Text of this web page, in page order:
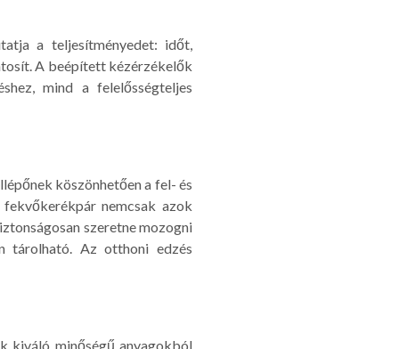
a teljesítményedet: időt,
A beépített kézérzékelők
mind a felelősségteljes
köszönhetően a fel- és
nemcsak azok
szeretne mozogni
tárolható. Az otthoni edzés
kiváló minőségű anyagokból